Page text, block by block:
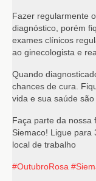
Fazer regularmente
diagnóstico, porém
exames clínicos
ao ginecologista e
Quando
chances de cura.
vida e sua saúde
Faça parte da nossa
Siemaco! Ligue para
local de trabalho
#OutubroRosa